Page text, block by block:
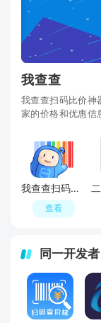
我查查
我查查扫码比价神
家的价格和优惠信
我查查扫码查价格软件
查看
同一开发者